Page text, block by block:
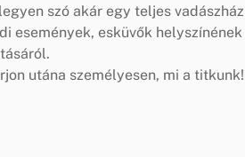
szó akár egy teljes vadászház
események, esküvők helyszínének
utána személyesen, mi a